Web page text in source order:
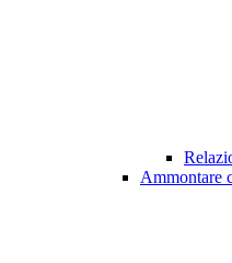
Ammontare